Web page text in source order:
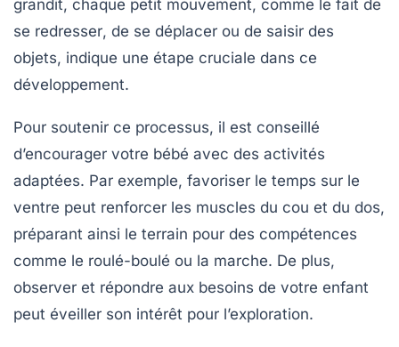
grandit, chaque petit mouvement, comme le fait de
se redresser, de se déplacer ou de saisir des
objets, indique une étape cruciale dans ce
développement.
Pour soutenir ce processus, il est conseillé
d’encourager votre bébé avec des activités
adaptées. Par exemple, favoriser le temps sur le
ventre peut renforcer les muscles du cou et du dos,
préparant ainsi le terrain pour des compétences
comme le roulé-boulé ou la marche. De plus,
observer et répondre aux besoins de votre enfant
peut éveiller son intérêt pour l’exploration.